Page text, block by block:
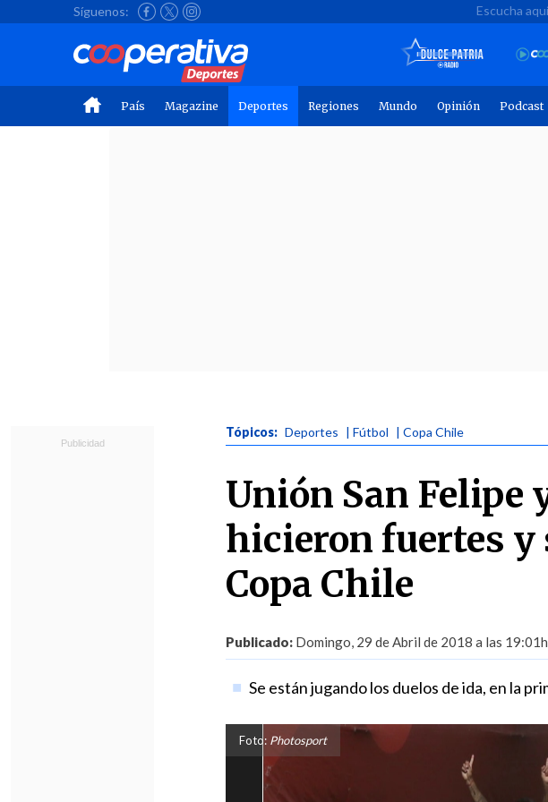
Síguenos: Escucha
País Magazine Deportes Regiones Mundo Opinión Podcast
Tópicos: Deportes | Fútbol | Copa Chile
Unión San Felipe
hicieron fuertes y
Copa Chile
Publicado: Domingo, 29 de Abril de 2018 a las
Se están jugando los duelos de ida, en la
Foto: Photosport